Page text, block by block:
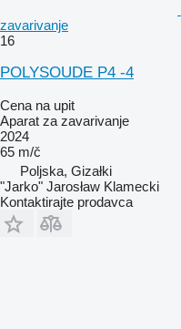
zavarivanje
16
POLYSOUDE P4 -4
Cena na upit
Aparat za zavarivanje
2024
65 m/č
Poljska, Gizałki
"Jarko" Jarosław Klamecki
Kontaktirajte prodavca